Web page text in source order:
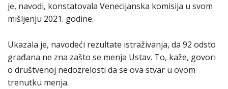
je, navodi, konstatovala Venecijanska komisija u svom
mišljenju 2021. godine.
Ukazala je, navodeći rezultate istraživanja, da 92 odsto
građana ne zna zašto se menja Ustav. To, kaže, govori
o društvenoj nedozrelosti da se ova stvar u ovom
trenutku menja.